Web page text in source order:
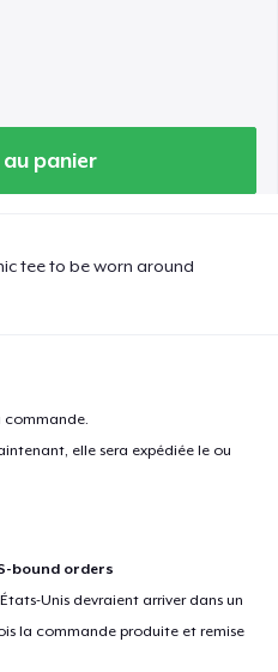
panier
tee to be worn around
commande.
elle sera expédiée le ou
bound orders
Unis devraient arriver dans un
la commande produite et remise